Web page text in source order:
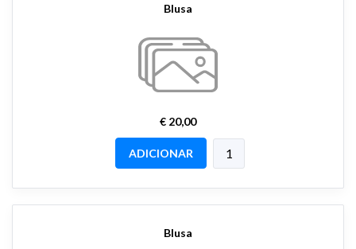
Blusa
€ 20,00
ADICIONAR
Blusa